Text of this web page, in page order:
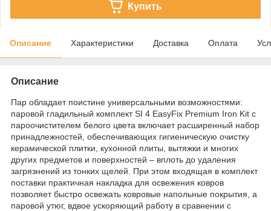
Купить
Описание Характеристики Доставка Оплата
Описание
Пар обладает поистине универсальными возможностями:
паровой гладильный комплект SI 4 EasyFix Premium Iron Kit с
пароочистителем белого цвета включает расширенный набор
принадлежностей, обеспечивающих гигиеническую очистку
керамической плитки, кухонной плиты, вытяжки и многих
других предметов и поверхностей – вплоть до удаления
загрязнений из тонких щелей. При этом входящая в комплект
поставки практичная накладка для освежения ковров
позволяет быстро освежать ковровые напольные покрытия, а
паровой утюг, вдвое ускоряющий работу в сравнении с